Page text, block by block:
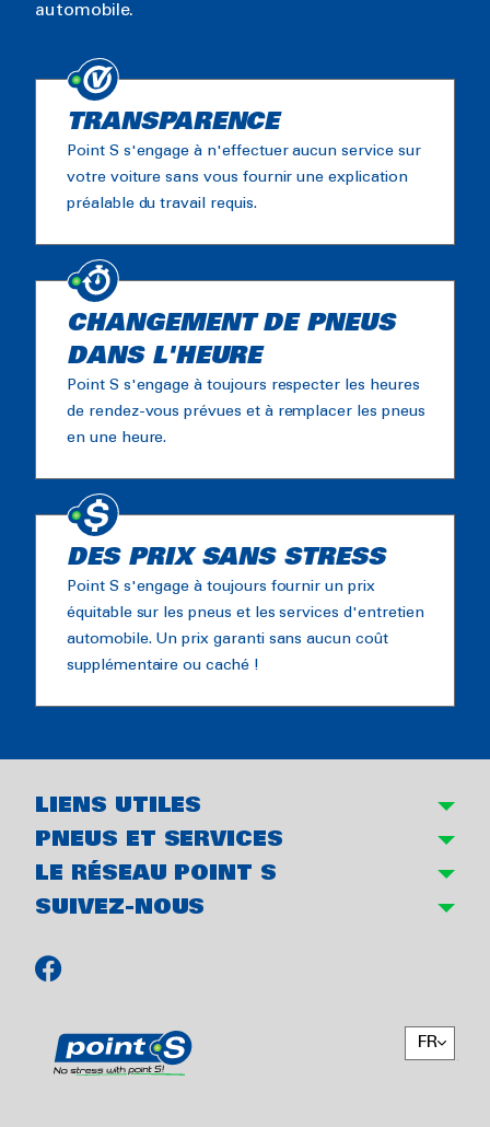
automobile.
TRANSPARENCE
Point S s'engage à n'effectuer aucun service sur
votre voiture sans vous fournir une explication
préalable du travail requis.
CHANGEMENT DE PNEUS
DANS L'HEURE
Point S s'engage à toujours respecter les heures
de rendez-vous prévues et à remplacer les pneus
en une heure.
DES PRIX SANS STRESS
Point S s'engage à toujours fournir un prix
équitable sur les pneus et les services d'entretien
automobile. Un prix garanti sans aucun coût
supplémentaire ou caché !
LIENS UTILES
PNEUS ET SERVICES
LE RÉSEAU POINT S
SUIVEZ-NOUS
FR